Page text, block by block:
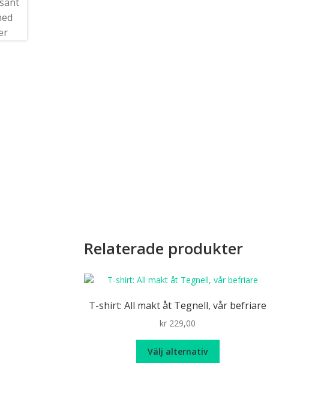
Relaterade produkter
T-shirt: All makt åt Tegnell, vår befriare
kr 229,00
Välj alternativ